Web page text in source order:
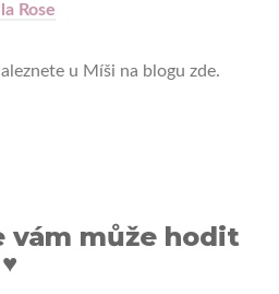
Rose
u Míši na blogu zde.
vám může hodit